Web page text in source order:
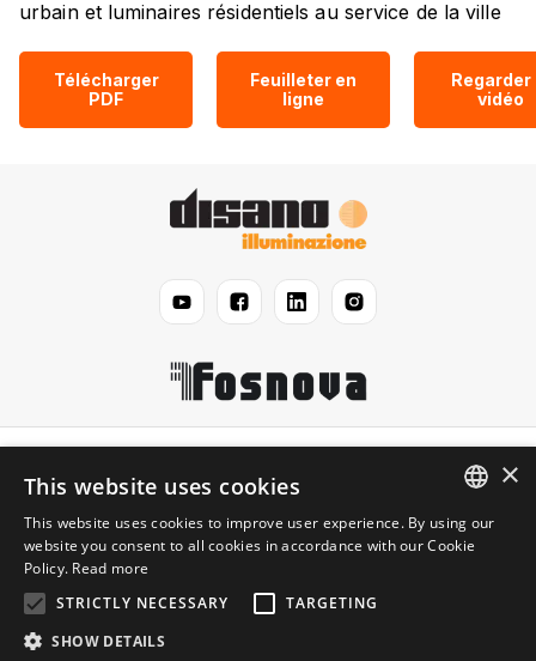
urbain et luminaires résidentiels au service de la ville
Télécharger
PDF
Feuilleter en
ligne
Regarder
vidéo
Légal
Information
ENGLISH
×
This website uses cookies
This website uses cookies to improve user experience. By using our
website you consent to all cookies in accordance with our Cookie
Policy. Read more
STRICTLY NECESSARY
TARGETING
SHOW DETAILS